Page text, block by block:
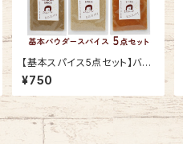
【基本スパイス5点セット】バウ
ダースパイス 5種類 （パプリカ
パウダー、ターメリック、クミ
ン、コリアンダー、チリペッパ
ー） ミニスパ！ MINIMAL SPI
CE ★
¥750